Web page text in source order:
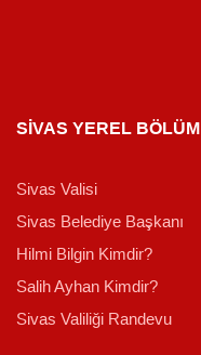
SİVAS YEREL BÖLÜM
Sivas Valisi
Sivas Belediye Başkanı
Hilmi Bilgin Kimdir?
Salih Ayhan Kimdir?
Sivas Valiliği Randevu